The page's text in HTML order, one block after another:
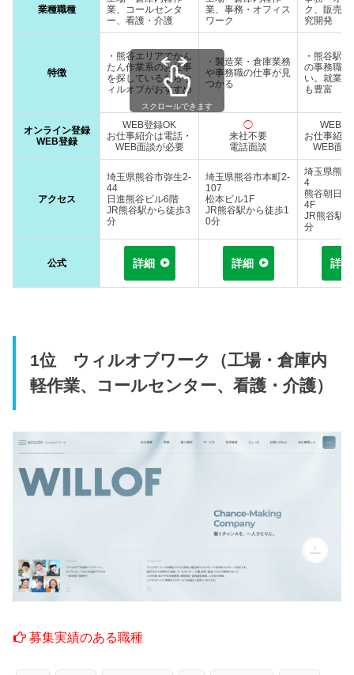
業種職種
業、コールセンタ
ー、看護・介護
業、事務・オフィス
ワーク
ク、販売
究開発
特徴
・熊谷エリアでかん
たん作業系のお仕事
を探しているならウ
ィルオブがおすすめ
・製造業・倉庫業務
や事務職の仕事が見
つかる
・熊谷駅
の事務職
い。就業
も豊富
オンライン登録
WEB登録
WEB登録OK
お仕事紹介は電話・
WEB面談が必要
◯
来社不要
電話面談
WEB登
お仕事紹
WEB面
アクセス
埼玉県熊谷市弥生2-
44
日進熊谷ビル6階
JR熊谷駅から徒歩3
分
埼玉県熊谷市本町2-
107
松本ビル1F
JR熊谷駅から徒歩1
0分
埼玉県熊
4
熊谷朝日
4F
JR熊谷駅
分
公式 詳細 詳細 詳
スクロールできます
1位 ウィルオブワーク（工場・倉庫内
軽作業、コールセンター、看護・介護）
募集実績のある職種